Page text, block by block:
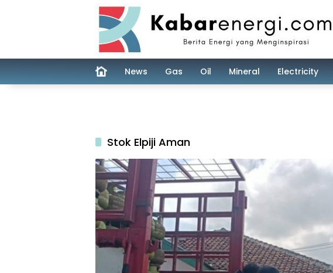
News Gas Oil Mineral Electricity
Stok Elpiji Aman